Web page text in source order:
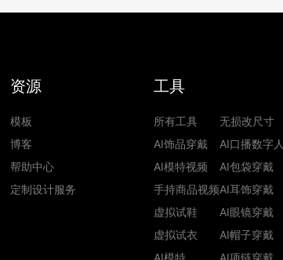
资源
模板
博客
帮助中心
定制设计服务
工具
所有工具
AI饰品穿戴
AI模特视频
手持商品视频
虚拟试鞋
虚拟试衣
AI模特
无损改尺寸
AI口播数字人
AI包袋穿戴
AI耳饰穿戴
AI眼镜穿戴
AI帽子穿戴
AI项链穿戴